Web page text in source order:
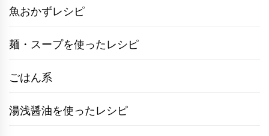
魚おかずレシピ
麺・スープを使ったレシピ
ごはん系
湯浅醤油を使ったレシピ